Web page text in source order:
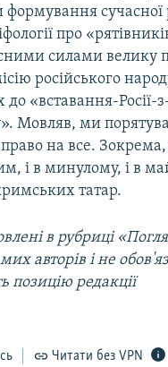
сучасної
про
силами велику
російського
«вставання-Росії-
Мовляв, ми
на все.
і в минулому, і в
татар.
в рубриці
авторів і не
позицію редакції
Читати без VPN